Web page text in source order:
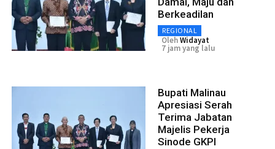
Berkeadilan
REGIONAL
OlehWidayat
7 jam yang lalu
Bupati Malinau
Apresiasi Serah
Terima Jabatan
Majelis Pekerja
Sinode GKPI